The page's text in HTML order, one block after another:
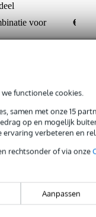
functionele cookies.
samen met onze 15
op en mogelijk
ervaring verbeteren en
rechtsonder of via onze
Aanpassen
voor
€ 331,-
Gratis